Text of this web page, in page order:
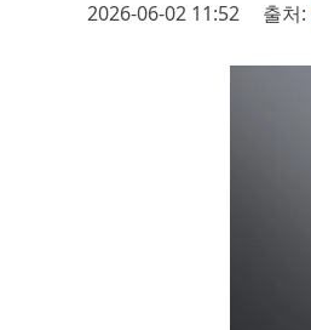
2026-06-02 11:52 출처: